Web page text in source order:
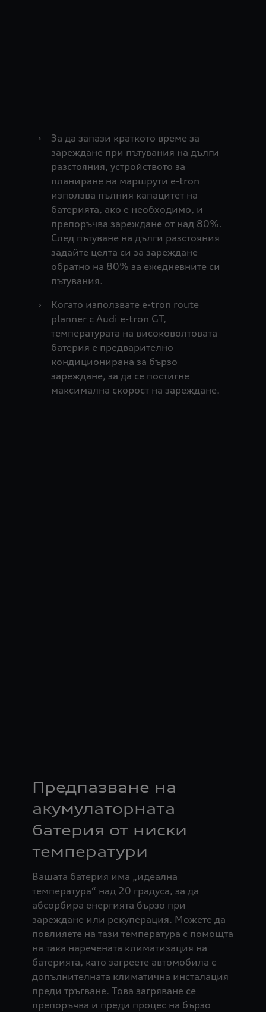
›
За да запази краткото време за
зареждане при пътувания на дълги
разстояния, устройството за
планиране на маршрути e-tron
използва пълния капацитет на
батерията, ако е необходимо, и
препоръчва зареждане от над 80%.
След пътуване на дълги разстояния
задайте целта си за зареждане
обратно на 80% за ежедневните си
пътувания.
›
Когато използвате e-tron route
planner с Audi e-tron GT,
температурата на високоволтовата
батерия е предварително
кондиционирана за бързо
зареждане, за да се постигне
максимална скорост на зареждане.
Предпазване на
акумулаторната
батерия от ниски
температури
Вашата батерия има „идеална
температура“ над 20 градуса, за да
абсорбира енергията бързо при
зареждане или рекуперация. Можете да
повлияете на тази температура с помощта
на така наречената климатизация на
батерията, като загреете автомобила с
допълнителната климатична инсталация
преди тръгване. Това загряване се
препоръчва и преди процес на бързо